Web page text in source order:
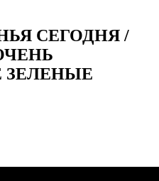
СЕГОДНЯ /
ЗЕЛЕНЫЕ